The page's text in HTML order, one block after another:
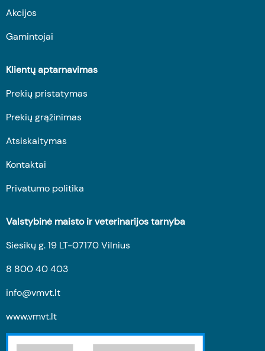
Akcijos
Gamintojai
Klientų aptarnavimas
Prekių pristatymas
Prekių grąžinimas
Atsiskaitymas
Kontaktai
Privatumo politika
Valstybinė maisto ir veterinarijos tarnyba
Siesikų g. 19 LT-07170 Vilnius
8 800 40 403
info@vmvt.lt
www.vmvt.lt